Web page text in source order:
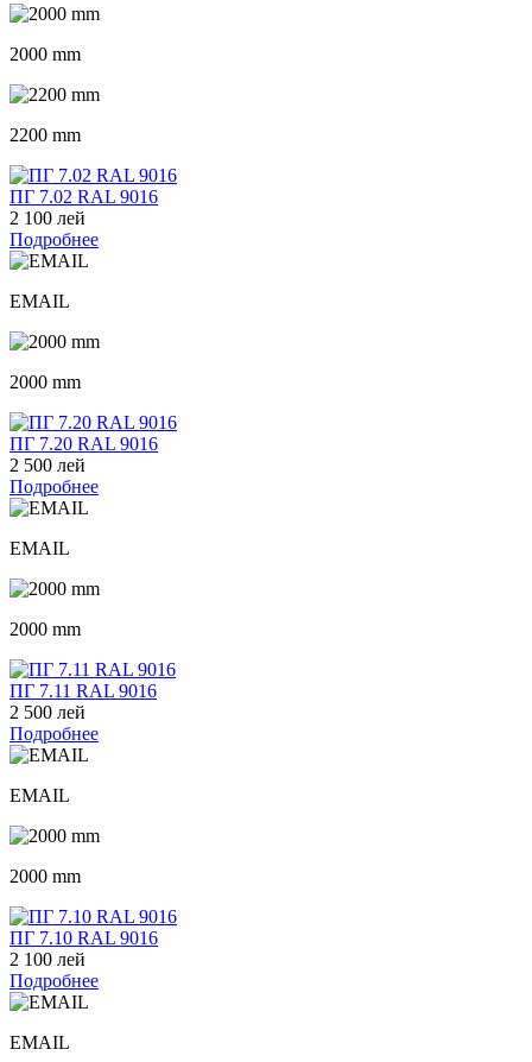
2000 mm
2200 mm
ПГ 7.02 RAL 9016
2 100 лей
Подробнее
EMAIL
2000 mm
ПГ 7.20 RAL 9016
2 500 лей
Подробнее
EMAIL
2000 mm
ПГ 7.11 RAL 9016
2 500 лей
Подробнее
EMAIL
2000 mm
ПГ 7.10 RAL 9016
2 100 лей
Подробнее
EMAIL